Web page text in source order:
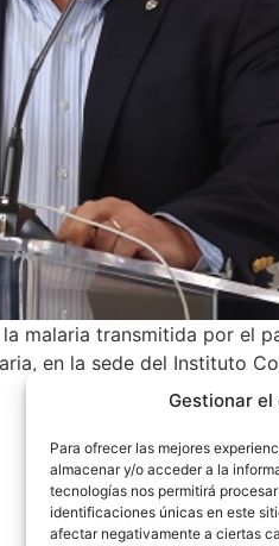
Gestionar
Para ofrecer las mejores
almacenar y/o acceder a la
tecnologías nos permitirá
identificaciones únicas en este
afectar negativamente a ciertas
malaria transmitida por el
en la sede del Instituto